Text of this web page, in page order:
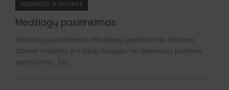
MEDŽIAGOS IR DIZAINAS
Medžiagų pasirinkimas
Medžiagų pasirinkimas Medžiagų pasirinkimas interjero
dizaino projektui yra daug daugiau nei paprastas praktinis
sprendimas. Tai...